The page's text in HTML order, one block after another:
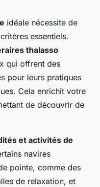
idéale nécessite de
essentiels.
thalasso
qui offrent des
pour leurs pratiques
Cela enrichit votre
de découvrir de
et activités de
navires
pointe, comme des
de relaxation, et